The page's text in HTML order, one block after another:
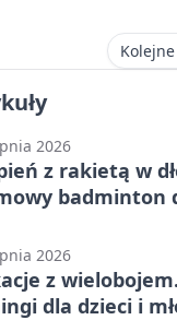
2026
z rakietą w
badminton
2026
z
dla dzieci i